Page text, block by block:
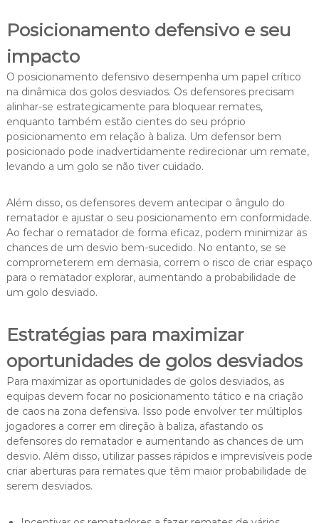
Posicionamento defensivo e seu
impacto
O posicionamento defensivo desempenha um papel crítico
na dinâmica dos golos desviados. Os defensores precisam
alinhar-se estrategicamente para bloquear remates,
enquanto também estão cientes do seu próprio
posicionamento em relação à baliza. Um defensor bem
posicionado pode inadvertidamente redirecionar um remate,
levando a um golo se não tiver cuidado.
Além disso, os defensores devem antecipar o ângulo do
rematador e ajustar o seu posicionamento em conformidade.
Ao fechar o rematador de forma eficaz, podem minimizar as
chances de um desvio bem-sucedido. No entanto, se se
comprometerem em demasia, correm o risco de criar espaço
para o rematador explorar, aumentando a probabilidade de
um golo desviado.
Estratégias para maximizar
oportunidades de golos desviados
Para maximizar as oportunidades de golos desviados, as
equipas devem focar no posicionamento tático e na criação
de caos na zona defensiva. Isso pode envolver ter múltiplos
jogadores a correr em direção à baliza, afastando os
defensores do rematador e aumentando as chances de um
desvio. Além disso, utilizar passes rápidos e imprevisíveis pode
criar aberturas para remates que têm maior probabilidade de
serem desviados.